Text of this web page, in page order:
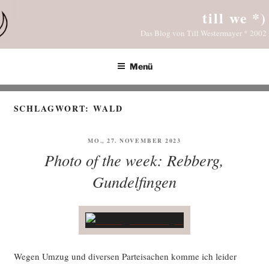
Inhalt
springen
till we *)
Das Blog von Till Westermayer * 2002
Menü
SCHLAGWORT:WALD
VERÖFFENTLICHT
MO., 27. NOVEMBER 2023
Photo of the week: Rebberg,
Gundelfingen
Wegen Umzug und diver­sen Par­tei­sa­chen kom­me ich lei­der